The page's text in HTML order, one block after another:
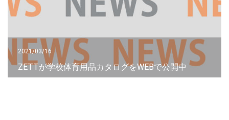
2021/03/16
ZETTが学校体育用品カタログをWEBで公開中